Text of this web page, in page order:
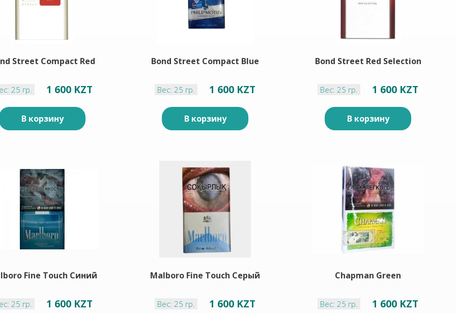
Street Compact Red
25 гр. 1 600 KZT
В корзину
Bond Street Compact Blue
Вес: 25 гр. 1 600 KZT
В корзину
Bond Street Red Selection
Вес: 25 гр. 1 600 KZT
В корзину
Fine Touch Синий
25 гр. 1 600 KZT
Malboro Fine Touch Серый
Вес: 25 гр. 1 600 KZT
Chapman Green
Вес: 25 гр. 1 600 KZT